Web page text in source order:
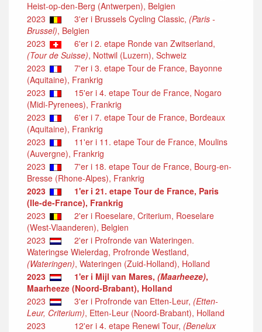
Heist-op-den-Berg (Antwerpen), Belgien
2023
3'er i Brussels Cycling Classic, (Paris -
Brussel), Belgien
2023
6'er i 2. etape Ronde van Zwitserland,
(Tour de Suisse), Nottwil (Luzern), Schweiz
2023
7'er i 3. etape Tour de France, Bayonne
(Aquitaine), Frankrig
2023
15'er i 4. etape Tour de France, Nogaro
(Midi-Pyrenees), Frankrig
2023
6'er i 7. etape Tour de France, Bordeaux
(Aquitaine), Frankrig
2023
11'er i 11. etape Tour de France, Moulins
(Auvergne), Frankrig
2023
7'er i 18. etape Tour de France, Bourg-en-
Bresse (Rhone-Alpes), Frankrig
2023
1'er i 21. etape Tour de France, Paris
(Ile-de-France), Frankrig
2023
2'er i Roeselare, Criterium, Roeselare
(West-Vlaanderen), Belgien
2023
2'er i Profronde van Wateringen.
Wateringse Wielerdag, Profronde Westland,
(Wateringen), Wateringen (Zuid-Holland), Holland
2023
1'er i Mijl van Mares, (Maarheeze),
Maarheeze (Noord-Brabant), Holland
2023
3'er i Profronde van Etten-Leur, (Etten-
Leur, Criterium), Etten-Leur (Noord-Brabant), Holland
2023
12'er i 4. etape Renewi Tour, (Benelux